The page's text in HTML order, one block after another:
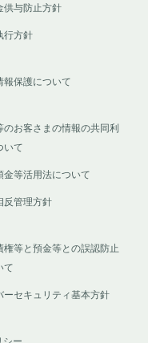
供与防止方針
行方針
報保護について
のお客さまの情報の共同利
いて
金等活用法について
反管理方針
権等と預金等との誤認防止
て
ーセキュリティ基本方針